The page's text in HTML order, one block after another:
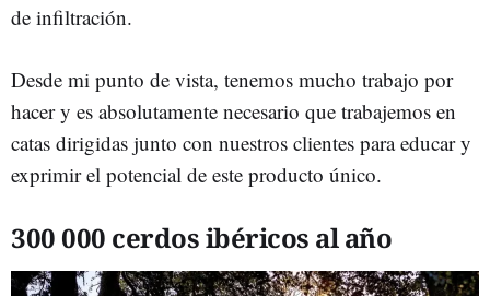
de infiltración.
Desde mi punto de vista, tenemos mucho trabajo por
hacer y es absolutamente necesario que trabajemos en
catas dirigidas junto con nuestros clientes para educar y
exprimir el potencial de este producto único.
300 000 cerdos ibéricos al año